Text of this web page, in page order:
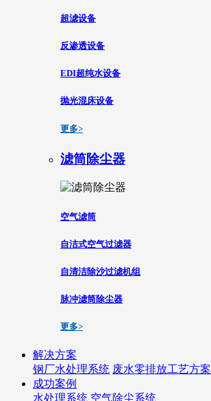
超滤设备
反渗透设备
EDI超纯水设备
抛光混床设备
更多>
滤筒除尘器
空气滤筒
自洁式空气过滤器
自清洁除沙过滤机组
脉冲滤筒除尘器
更多>
解决方案
钢厂水处理系统 废水零排放工艺方案
成功案例
水处理系统 空气除尘系统